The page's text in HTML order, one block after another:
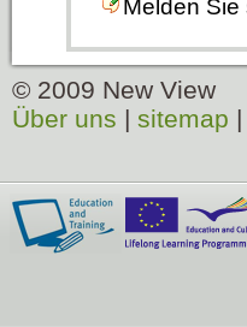
Melden
© 2009 New View
Über uns | sitemap |